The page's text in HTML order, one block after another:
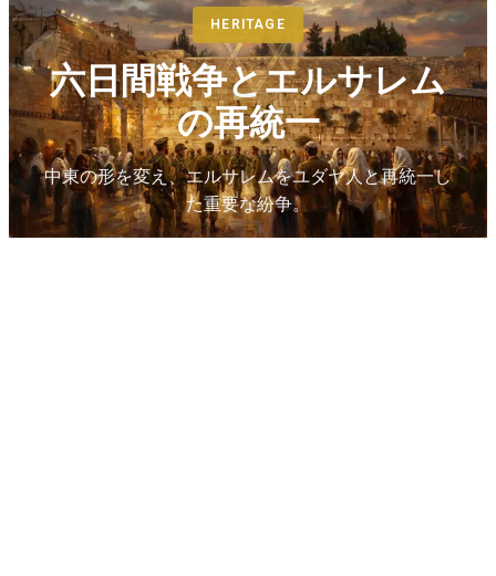
HERITAGE
六日間戦争とエルサレム
の再統一
中東の形を変え、エルサレムをユダヤ人と再統一し
た重要な紛争。